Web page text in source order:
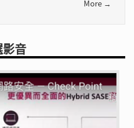
More →
音